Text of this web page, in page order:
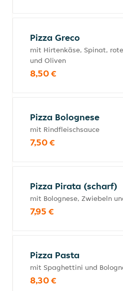
Pizza Greco
mit Hirtenkäse, Spinat,
und Oliven
8,50 €
Pizza Bolognese
mit Rindfleischsauce
7,50 €
Pizza Pirata (scharf)
mit Bolognese, Zwiebeln
7,95 €
Pizza Pasta
mit Spaghettini und
8,30 €